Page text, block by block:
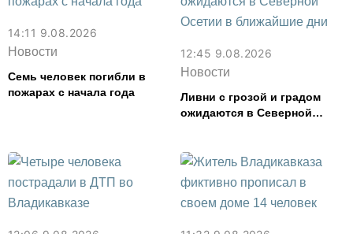
14:11 9.08.2026
Новости
Семь человек погибли в
пожарах с начала года
12:45 9.08.2026
Новости
Ливни с грозой и градом
ожидаются в Северной